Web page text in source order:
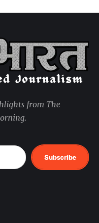
from The
Subscribe